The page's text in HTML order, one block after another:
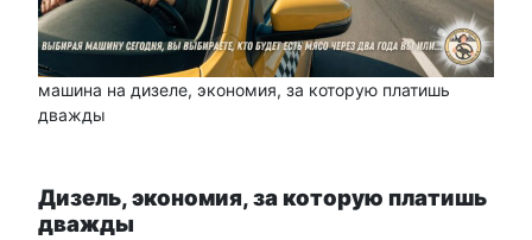
машина на дизеле, экономия, за которую платишь
дважды
Дизель, экономия, за которую платишь
дважды